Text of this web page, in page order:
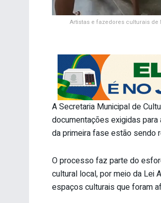
Artistas e fazedores culturais
A Secretaria Municipal de
documentações exigidas
da primeira fase estão sendo
O processo faz parte do
cultural local, por meio da Lei
espaços culturais que foram